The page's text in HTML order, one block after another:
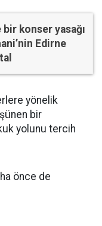
konser yasağı
Edirne
yönelik
bir
yolunu tercih
önce de